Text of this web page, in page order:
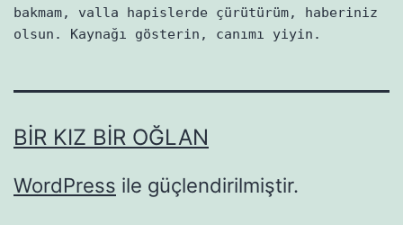
bakmam, valla hapislerde çürütürüm, haberiniz
olsun. Kaynağı gösterin, canımı yiyin.
BIR KIZ BIR OĞLAN
WordPress ile güçlendirilmiştir.